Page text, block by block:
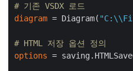
# 기존 VSDX 로드
diagram = Diagram(
# HTML 저장 옵션 정의
options =